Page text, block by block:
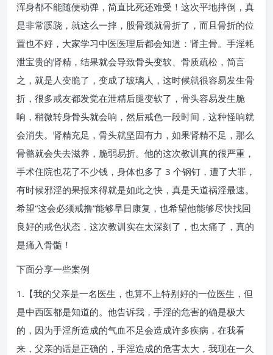
浑身都不能随便动弹，简直比死还难受！这次平地摔倒，真
是非常蹊跷，就这么一摔，股骨颈就骨折了，而且骨折的位
置也不好，大家学习中医医理后都会知道：肾主骨。手淫耗
泄宝贵的肾精，结果就会导致骨头变软、骨质疏松，简言
之，就是人变脆了，变成了玻璃人，这时候就很容易发生骨
折，很多戒友都发觉在泄精后腿变软了，骨头容易发生脆
响，稍微转身骨头就会响，然后戒色一段时间，这种怪响就
会消失。肾精充足，骨头就坚固有力，如果肾精不足，那么
骨骼就会失去滋养，脆弱易折。他的这次教训真的很严重，
手术住院也花了不少钱，身体也多了 3 个钢钉，遭了大罪，
有时候邪淫的果报来得就是如此之快，真是天道祸淫最速。
希望“这会必须戒撸”能够早日康复，也希望他能够尽快找回
良好的戒色状态，这次教训实在太深刻了，也太痛了，真的
是痛入骨髓！
下面分享一些案例
1.【我的父亲是一名医生，也算不上特别好的一位医生，但
是中西医都是知道的。他告诉我，手淫的危害的确是极大
的，因为手淫所造成的气血不足会造成许多疾病，在我看
来，父亲的话是正确的，手淫造成的危害太大，我现在一久